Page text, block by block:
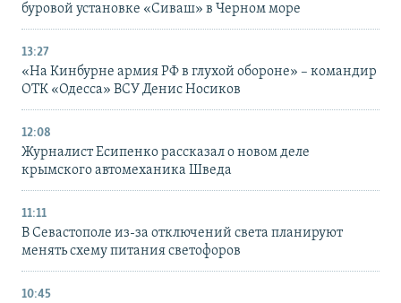
буровой установке «Сиваш» в Черном море
13:27
«На Кинбурне армия РФ в глухой обороне» – командир
ОТК «Одесса» ВСУ Денис Носиков
12:08
Журналист Есипенко рассказал о новом деле
крымского автомеханика Шведа
11:11
В Севастополе из-за отключений света планируют
менять схему питания светофоров
10:45